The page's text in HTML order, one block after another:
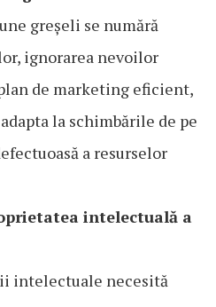
greșeli se numără
ignorarea nevoilor
de marketing eficient,
la schimbările de pe
a resurselor
intelectuală a
intelectuale necesită